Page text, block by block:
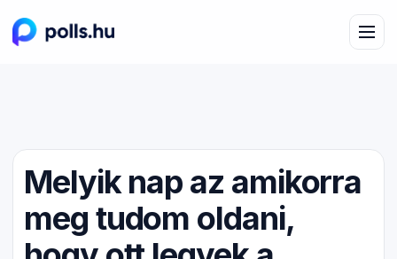
Melyik nap az amikorra
meg tudom oldani,